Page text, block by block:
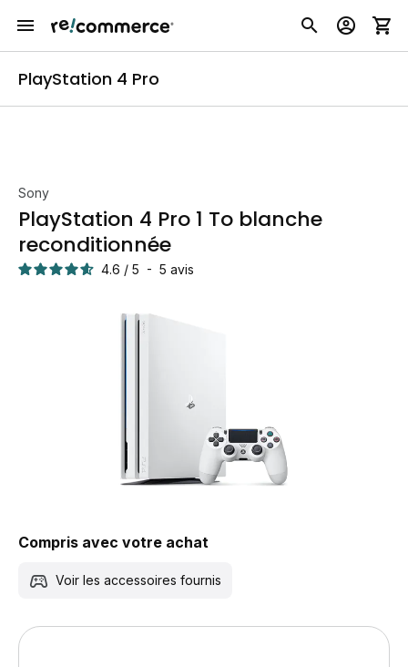
PlayStation 4 Pro
Sony
PlayStation 4 Pro 1 To blanche
reconditionnée
4.6 / 5 - 5 avis
Compris avec votre achat
Voir les accessoires fournis